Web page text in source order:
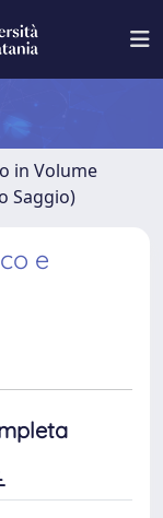
in Volume
Saggio)
e